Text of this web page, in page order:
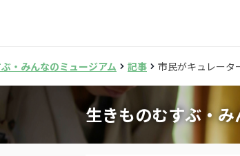
・みんなのミュージアム 記事 市民がキュレータ
生きものむすぶ・